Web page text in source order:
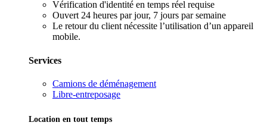
Vérification d'identité en temps réel requise
Ouvert 24 heures par jour, 7 jours par semaine
Le retour du client nécessite l’utilisation d’un appareil
mobile.
Services
Camions de déménagement
Libre-entreposage
Location en tout temps